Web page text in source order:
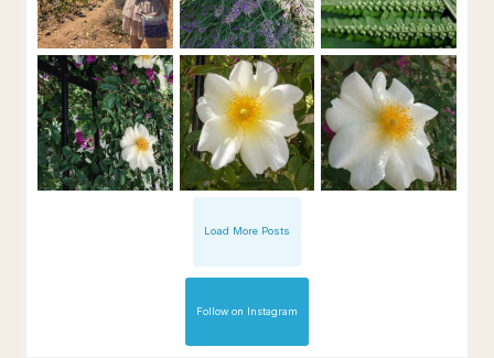
Load More Posts
Follow on Instagram